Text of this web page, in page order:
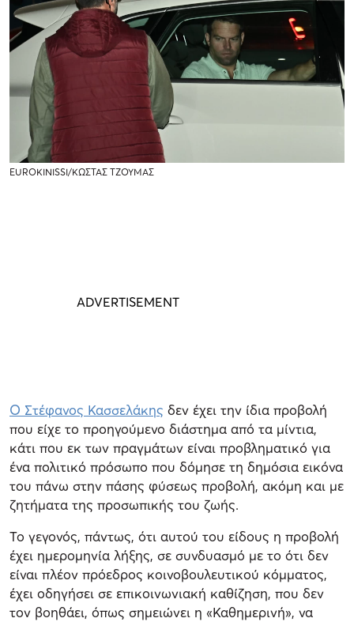
EUROKINISSI/ΚΩΣΤΑΣ ΤΖΟΥΜΑΣ
Ο Στέφανος Κασσελάκης δεν έχει την ίδια προβολή
που είχε το προηγούμενο διάστημα από τα μίντια,
κάτι που εκ των πραγμάτων είναι προβληματικό για
ένα πολιτικό πρόσωπο που δόμησε τη δημόσια εικόνα
του πάνω στην πάσης φύσεως προβολή, ακόμη και με
ζητήματα της προσωπικής του ζωής.
Το γεγονός, πάντως, ότι αυτού του είδους η προβολή
έχει ημερομηνία λήξης, σε συνδυασμό με το ότι δεν
είναι πλέον πρόεδρος κοινοβουλευτικού κόμματος,
έχει οδηγήσει σε επικοινωνιακή καθίζηση, που δεν
τον βοηθάει, όπως σημειώνει η «Καθημερινή», να